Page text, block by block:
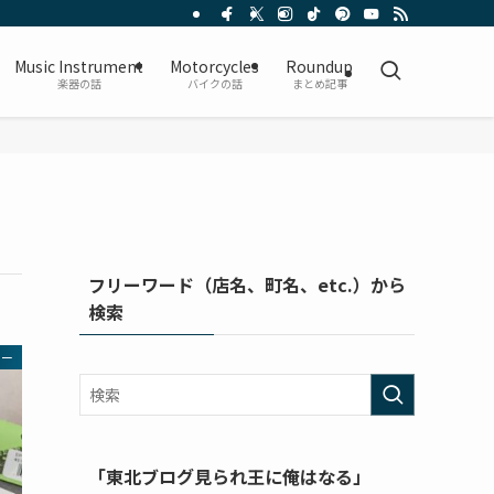
Music Instrument
楽器の話
Motorcycles
バイクの話
Roundup
まとめ記事
フリーワード（店名、町名、etc.）から
検索
「東北ブログ見られ王に俺はなる」